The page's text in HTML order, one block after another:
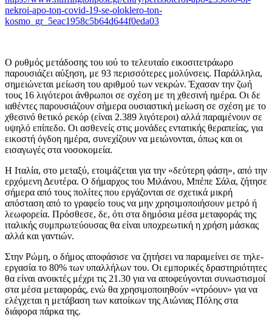
nekroi-apo-ton-covid-19-se-oloklero-ton-
kosmo_gr_5eac1958c5b64d644f0eda03
Ο ρυθμός μετάδοσης του ιού το τελευταίο εικοσιτετράωρο
παρουσιάζει αύξηση, με 93 περισσότερες μολύνσεις. Παράλληλα,
σημειώνεται μείωση του αριθμού των νεκρών. Έχασαν την ζωή
τους 16 λιγότεροι άνθρωποι σε σχέση με τη χθεσινή ημέρα. Οι δε
ιαθέντες παρουσιάζουν σήμερα ουσιαστική μείωση σε σχέση με το
χθεσινό θετικό ρεκόρ (είναι 2.389 λιγότεροι) αλλά παραμένουν σε
υψηλό επίπεδο. Οι ασθενείς στις μονάδες εντατικής θεραπείας, για
εικοστή όγδοη ημέρα, συνεχίζουν να μειώνονται, όπως και οι
εισαγωγές στα νοσοκομεία.
Η Ιταλία, στο μεταξύ, ετοιμάζεται για την «δεύτερη φάση», από την
ερχόμενη Δευτέρα. Ο δήμαρχος του Μιλάνου, Μπέπε Σάλα, ζήτησε
σήμερα από τους πολίτες που εργάζονται σε σχετικά μικρή
απόσταση από το γραφείο τους να μην χρησιμοποιήσουν μετρό ή
λεωφορεία. Πρόσθεσε, δε, ότι στα δημόσια μέσα μεταφοράς της
ιταλικής συμπρωτεύουσας θα είναι υποχρεωτική η χρήση μάσκας
αλλά και γαντιών.
Στην Ρώμη, ο δήμος αποφάσισε να ζητήσει να παραμείνει σε τηλε-
εργασία το 80% των υπαλλήλων του. Οι εμπορικές δραστηριότητες
θα είναι ανοικτές μέχρι τις 21.30 για να αποφεύγονται συνωστισμοί
στα μέσα μεταφοράς, ενώ θα χρησιμοποιηθούν «ντρόουν» για να
ελέγχεται η μετάβαση των κατοίκων της Αιώνιας Πόλης στα
διάφορα πάρκα της.